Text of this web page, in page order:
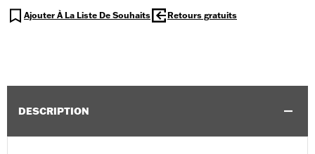
Ajouter À La Liste De Souhaits Retours gratuits
DESCRIPTION